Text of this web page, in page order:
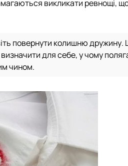
викликати ревнощі,
повернути колишню
для себе, у чому
чином.